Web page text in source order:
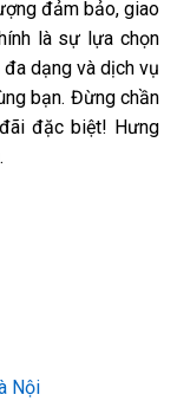
đảm bảo, giao
là sự lựa chọn
dạng và dịch vụ
bạn. Đừng chần
đặc biệt! Hưng
Nội